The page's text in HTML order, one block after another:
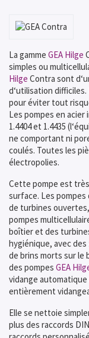
La gamme GEA Hilge
simples ou
Hilge Contra sont
d‘utilisation
pour éviter tout
Les pompes en
1.4404 et 1.4435
ne comportant ni
coulés. Toutes les
électropolies.
Cette pompe est
surface. Les pompes
de turbines
pompes
boîtier et des
hygiénique, avec
de brins morts sur le
des pompes GEA
vidange automatique
entièrement
Elle se nettoie
plus des raccords